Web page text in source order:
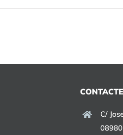
CONTACTE
C/